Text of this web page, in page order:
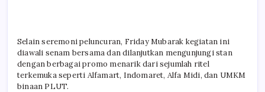
Selain seremoni peluncuran, Friday Mubarak kegiatan ini
diawali senam bersama dan dilanjutkan mengunjungi stan
dengan berbagai promo menarik dari sejumlah ritel
terkemuka seperti Alfamart, Indomaret, Alfa Midi, dan UMKM
binaan PLUT.